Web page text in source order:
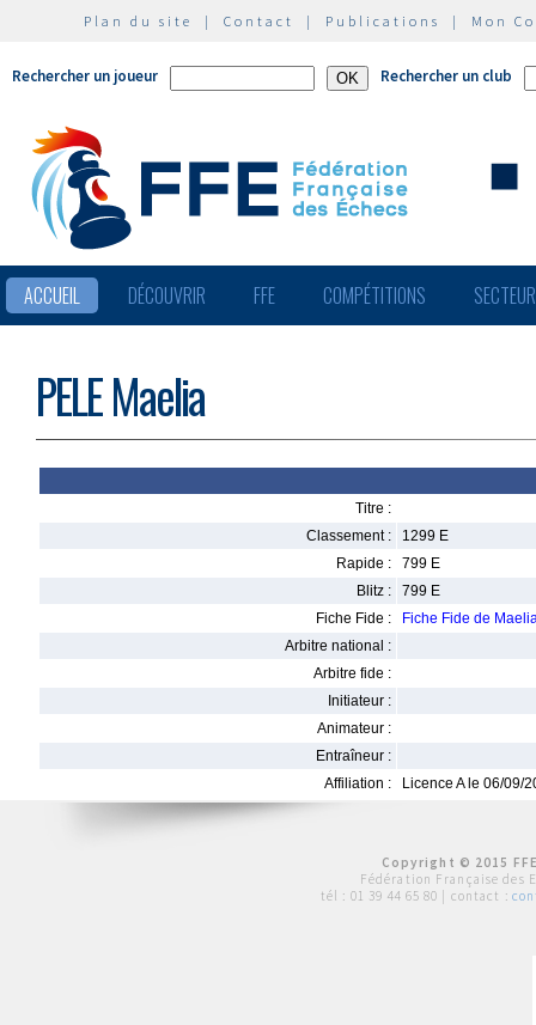
Plan du site | Contact | Publications | Mon
Rechercher un joueur Rechercher un club
ACCUEIL DÉCOUVRIR FFE COMPÉTITIONS
PELE Maelia
Titre :
Classement :
1299 E
Rapide :
799 E
Blitz :
799 E
Fiche Fide :
Fiche Fide de
Arbitre national :
Arbitre fide :
Initiateur :
Animateur :
Entraîneur :
Affiliation :
Licence A le 06/09/
Copyright © 2015
Fédération Française des
tél : 01 39 44 65 80 | contact :